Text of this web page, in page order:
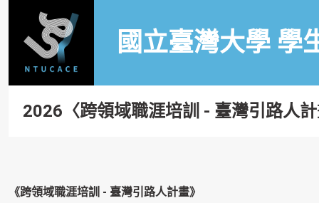
國立臺灣大學 學
2026〈跨領域職涯培訓 - 臺灣引路人
《跨領域職涯培訓 - 臺灣引路人計畫》